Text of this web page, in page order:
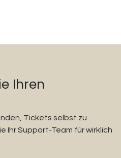
Ihren
Tickets selbst zu
Ihr Support-Team für wirklich